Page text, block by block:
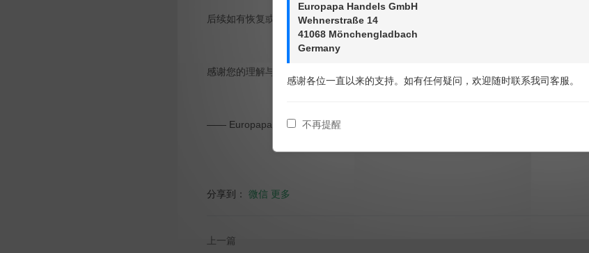
后续如有恢复或调整，将第一时间通过官网及系统公告同步。
感谢您的理解与支持。
—— Europapa 欧罗转运
分享到： 微信 更多
上一篇
Europapa Handels GmbH
Wehnerstraße 14
41068 Mönchengladbach
Germany
感谢各位一直以来的支持。如有任何疑问，欢迎随时联系我司客服。
不再提醒